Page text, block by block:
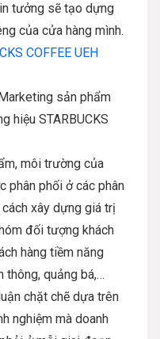
tưởng sẽ tạo dựng
của cửa hàng mình.
COFFEE UEH
sản phẩm
hiệu STARBUCKS
môi trường của
phân phối ở các phân
xây dựng giá trị
đối tượng khách
hàng tiềm năng
thông, quảng bá,…
chặt chẽ dựa trên
nghiệm mà doanh